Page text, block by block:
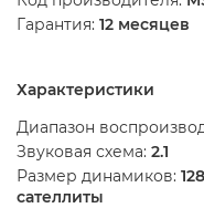
Гарантия: 12 месяцев
Характеристики
Диапазон
Звуковая схема: 2.1
Размер динамиков:
сателлиты